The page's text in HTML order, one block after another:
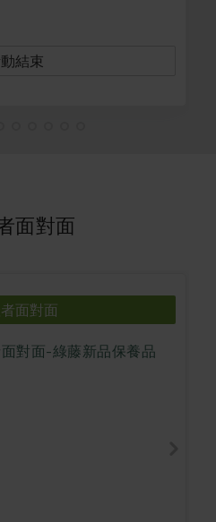
結束
面對面
面對面
對面-綠藤新品保養品